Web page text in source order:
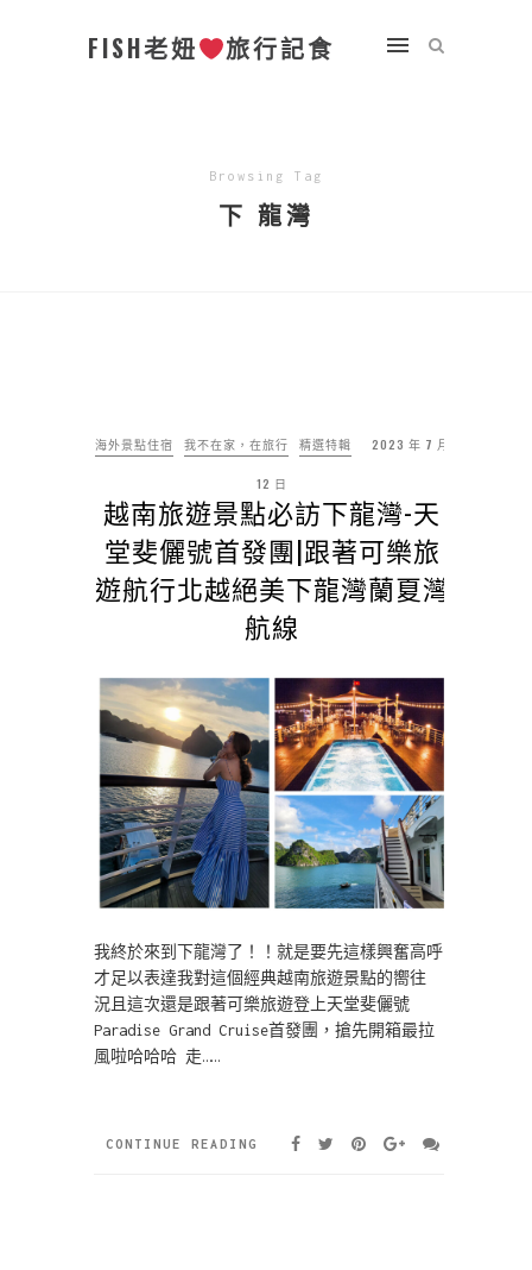
FISH老妞 旅行記食
Browsing Tag
下 龍灣
海外景點住宿 我不在家，在旅行 精選特輯 2023 年 7 月
12 日
越南旅遊景點必訪下龍灣-天
堂斐儷號首發團|跟著可樂旅
遊航行北越絕美下龍灣蘭夏灣
航線
我終於來到下龍灣了！！就是要先這樣興奮高呼
才足以表達我對這個經典越南旅遊景點的嚮往
況且這次還是跟著可樂旅遊登上天堂斐儷號
Paradise Grand Cruise首發團，搶先開箱最拉
風啦哈哈哈 走……
CONTINUE READING